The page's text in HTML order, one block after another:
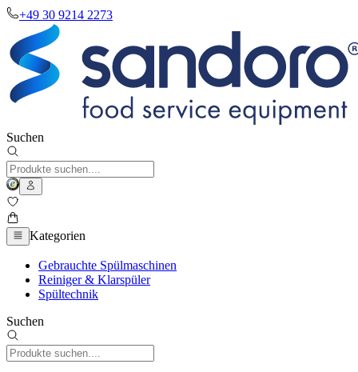
+49 30 9214 2273
Suchen
Kategorien
Gebrauchte Spülmaschinen
Reiniger & Klarspüler
Spültechnik
Suchen